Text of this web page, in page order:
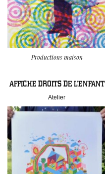
Productions maison
AFFICHE DROITS DE L’ENFANT
Atelier